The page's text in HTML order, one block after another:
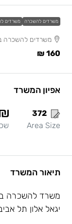
משרדים להשכרה משרדים
משרדים להשכרה
160 ₪
אפיון המשרד
372
Area Size
תיאור המשרד
משרד להשכרה
יגאל אלון תל